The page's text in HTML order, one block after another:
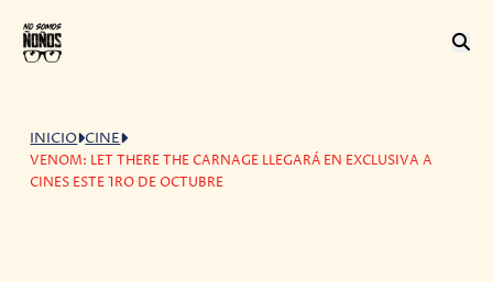
INICIO CINE
VENOM: LET THERE THE CARNAGE LLEGARÁ EN EXCLUSIVA A
CINES ESTE 1RO DE OCTUBRE